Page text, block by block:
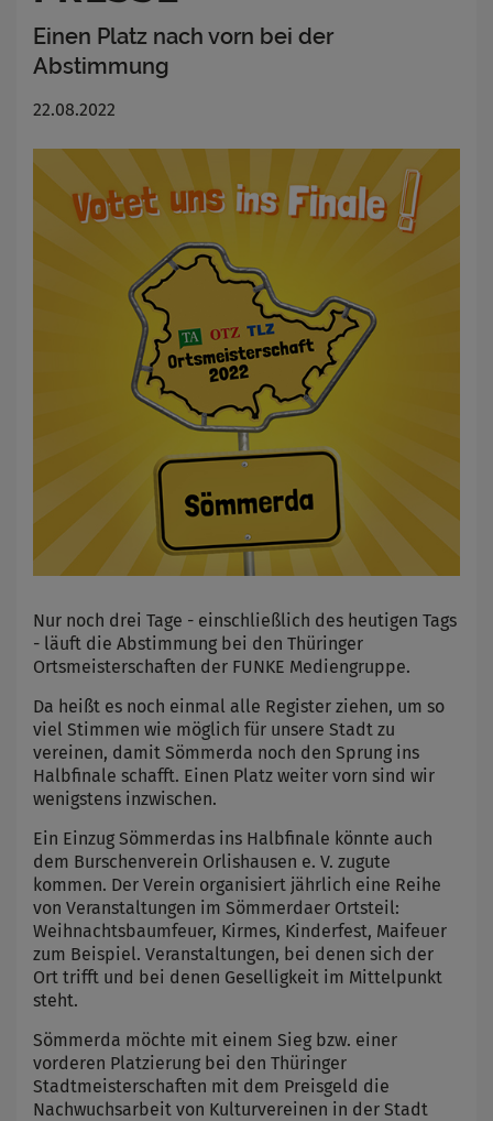
Einen Platz nach vorn bei der
Abstimmung
22.08.2022
Nur noch drei Tage - einschließlich des heutigen Tags
- läuft die Abstimmung bei den Thüringer
Ortsmeisterschaften der FUNKE Mediengruppe.
Da heißt es noch einmal alle Register ziehen, um so
viel Stimmen wie möglich für unsere Stadt zu
vereinen, damit Sömmerda noch den Sprung ins
Halbfinale schafft. Einen Platz weiter vorn sind wir
wenigstens inzwischen.
Ein Einzug Sömmerdas ins Halbfinale könnte auch
dem Burschenverein Orlishausen e. V. zugute
kommen. Der Verein organisiert jährlich eine Reihe
von Veranstaltungen im Sömmerdaer Ortsteil:
Weihnachtsbaumfeuer, Kirmes, Kinderfest, Maifeuer
zum Beispiel. Veranstaltungen, bei denen sich der
Ort trifft und bei denen Geselligkeit im Mittelpunkt
steht.
Sömmerda möchte mit einem Sieg bzw. einer
vorderen Platzierung bei den Thüringer
Stadtmeisterschaften mit dem Preisgeld die
Nachwuchsarbeit von Kulturvereinen in der Stadt